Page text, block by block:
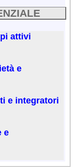
attivi
e
e integratori
e